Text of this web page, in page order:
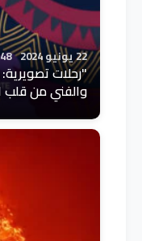
22 يونيو 2024
"رحلات
والفني من قلب